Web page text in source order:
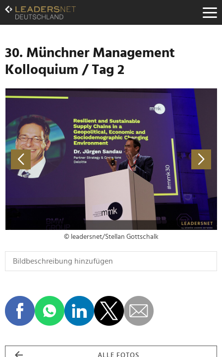
Zum
Inhalt
Zur
Navigation
Zur
Hauptnavigation
30. Münchner Management
Kolloquium / Tag 2
© leadersnet/Stellan Gottschalk